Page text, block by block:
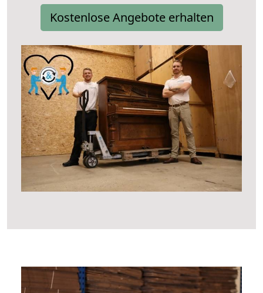
Kostenlose Angebote erhalten